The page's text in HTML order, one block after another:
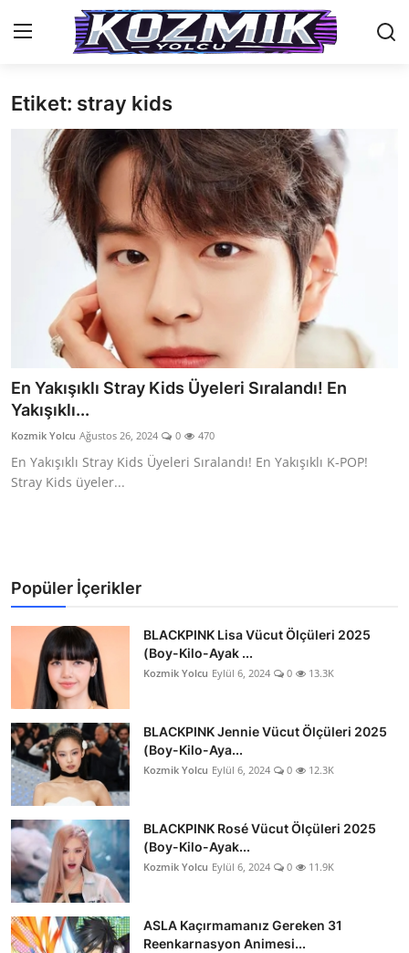
Anasayfa
İletişim
Genel
Anime Önerileri
Kore Dünyası
Anime Karakterleri
Anime
Dizi & Film
Testler
Etiket: stray kids
En Yakışıklı Stray Kids Üyeleri Sıralandı! En
Yakışıklı...
Kozmik Yolcu Ağustos 26, 2024 0 470
En Yakışıklı Stray Kids Üyeleri Sıralandı! En Yakışıklı K-POP!
Stray Kids üyeler...
Popüler İçerikler
BLACKPINK Lisa Vücut Ölçüleri 2025
(Boy-Kilo-Ayak ...
Kozmik Yolcu Eylül 6, 2024 0 13.3K
BLACKPINK Jennie Vücut Ölçüleri 2025
(Boy-Kilo-Aya...
Kozmik Yolcu Eylül 6, 2024 0 12.3K
BLACKPINK Rosé Vücut Ölçüleri 2025
(Boy-Kilo-Ayak...
Kozmik Yolcu Eylül 6, 2024 0 11.9K
ASLA Kaçırmamanız Gereken 31
Reenkarnasyon Animesi...